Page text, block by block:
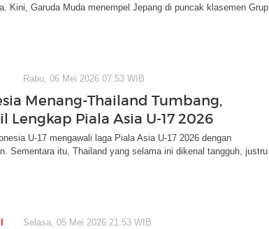
Kini, Garuda Muda menempel Jepang di puncak klasemen Grup
Rabu, 06 Mei 2026 07:53 WIB
Menang-Thailand Tumbang,
Lengkap Piala Asia U-17 2026
U-17 mengawali laga Piala Asia U-17 2026 dengan
Sementara itu, Thailand yang selama ini dikenal tangguh, justru
Selasa, 05 Mei 2026 21:53 WIB